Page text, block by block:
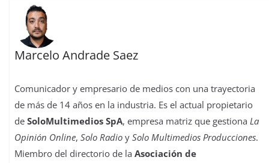
Marcelo Andrade Saez
Comunicador y empresario de medios con una trayectoria
de más de 14 años en la industria. Es el actual propietario
deSoloMultimedios SpA, empresa matriz que gestionaLa
Opinión Online,Solo Radio ySolo Multimedios Producciones.
Miembro del directorio de laAsociación de